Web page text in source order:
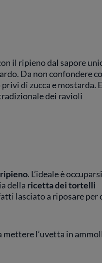
il ripieno dal sapore
Da non confondere
di zucca e mostarda.
dei ravioli
. L’ideale è
della ricetta dei tortelli
lasciato a riposare per
mettere l’uvetta in